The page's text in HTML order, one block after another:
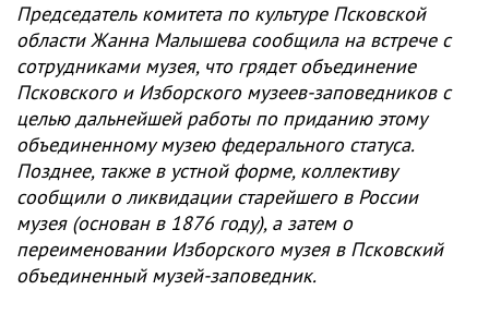
Председатель комитета по культуре Псковской
области Жанна Малышева сообщила на встрече с
сотрудниками музея, что грядет объединение
Псковского и Изборского музеев-заповедников с
целью дальнейшей работы по приданию этому
объединенному музею федерального статуса.
Позднее, также в устной форме, коллективу
сообщили о ликвидации стaрейшего в России
музея (основан в 1876 году), а зaтем о
переименовании Изборского музея в Псковский
объединенный музей-заповедник.